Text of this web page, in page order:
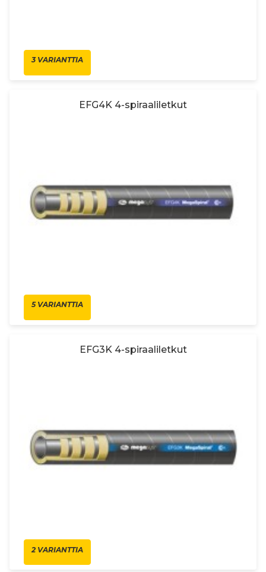
3 VARIANTTIA
EFG4K 4-spiraaliletkut
5 VARIANTTIA
EFG3K 4-spiraaliletkut
2 VARIANTTIA